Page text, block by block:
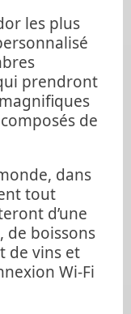
les plus
prendront
de
dans
tout
d’une
de boissons
de vins et
Wi-Fi